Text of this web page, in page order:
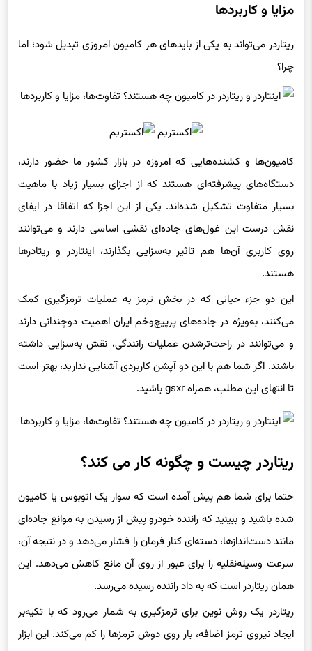
مزایا و کاربردها
ریتاردر می‌تواند به یکی از بایدهای هر کامیون امروزی تبدیل شود؛ اما
چرا؟
کامیون‌ها و کشنده‌هایی که امروزه در بازار کشور ما حضور دارند،
دستگاه‌های پیشرفته‌ای هستند که از اجزای بسیار زیاد با ماهیت
بسیار متفاوت تشکیل شده‌اند. یکی از این اجزا که اتفاقا در ایفای
نقش درست این غول‌های جاده‌ای نقشی اساسی دارند و می‌توانند
روی کاربری آن‌ها هم تاثیر به‌سزایی بگذارند، اینتاردر و ریتادرها
هستند.
این دو جزء حیاتی که در بخش ترمز به عملیات ترمزگیری کمک
می‌کنند، به‌ویژه در جاده‌های پرپیچ‌وخم ایران اهمیت دوچندانی دارند
و می‌توانند در راحت‌ترشدن عملیات رانندگی، نقش به‌سزایی داشته
باشند. اگر شما هم با این دو آپشن کاربردی آشنایی ندارید، بهتر است
تا انتهای این مطلب، همراه gsxr باشید.
ریتاردر چیست و چگونه کار می کند؟
حتما برای شما هم پیش آمده است که سوار یک اتوبوس یا کامیون
شده باشید و ببینید که راننده خودرو پیش از رسیدن به موانع جاده‌ای
مانند دست‌اندازها، دسته‌ای کنار فرمان را فشار می‌دهد و در نتیجه آن،
سرعت وسیله‌نقلیه را برای عبور از روی آن مانع کاهش می‌دهد. این
همان ریتاردر است که به داد راننده رسیده می‌رسد.
ریتاردر یک روش نوین برای ترمزگیری به شمار می‌رود که با تکیه‌بر
ایجاد نیروی ترمز اضافه، بار روی دوش ترمزها را کم می‌کند. این ابزار